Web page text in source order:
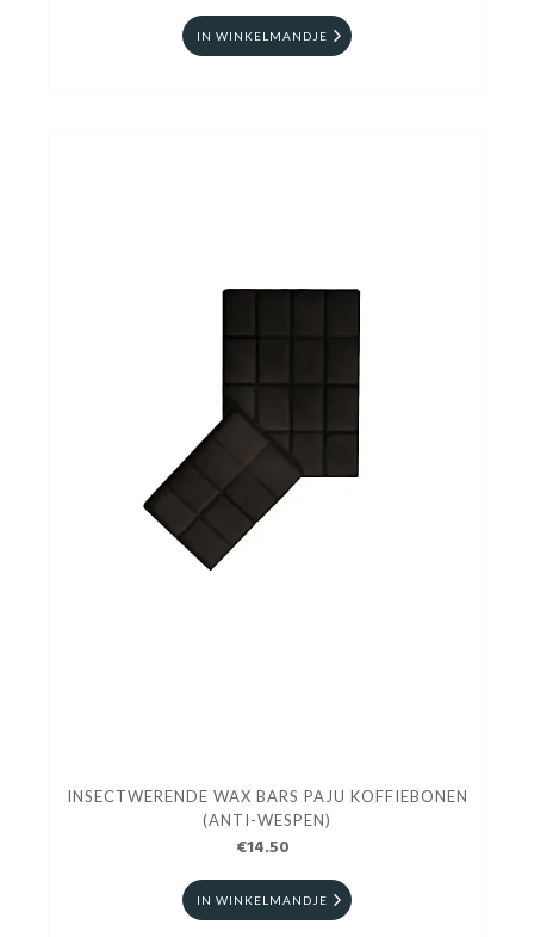
IN WINKELMANDJE
INSECTWERENDE WAX BARS PAJU KOFFIEBONEN
(ANTI-WESPEN)
€14.50
IN WINKELMANDJE